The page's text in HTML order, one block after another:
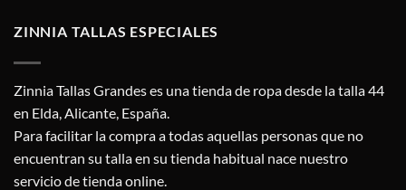
ZINNIA TALLAS ESPECIALES
Zinnia Tallas Grandes es una tienda de ropa desde la talla 44
en Elda, Alicante, España.
Para facilitar la compra a todas aquellas personas que no
encuentran su talla en su tienda habitual nace nuestro
servicio de tienda online.